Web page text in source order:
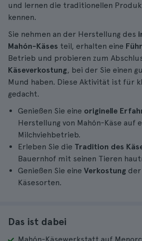
und lernen die traditionellen
kennen.
Sie nehmen an der Herstellung des
Mahón-Käses teil, erhalten eine
Betrieb und probieren zum
Käseverkostung, bei der Sie einen
Mund haben. Diese Aktivität ist für
gedacht.
Genießen Sie eine originelle
Herstellung von Mahón-Käse auf
Milchviehbetrieb.
Erleben Sie die Tradition des
Bauernhof mit seinen Tieren
Genießen Sie eine Verkostung
Käsesorten.
Das ist dabei